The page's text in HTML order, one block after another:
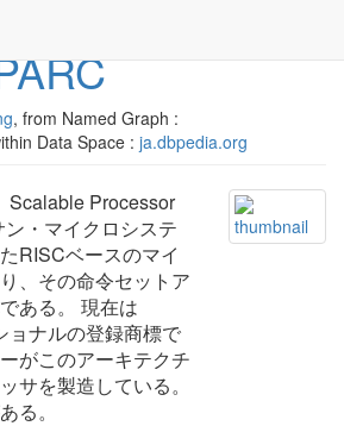
, from Named Graph :
Data Space : ja.dbpedia.org
Scalable Processor
・マイクロシステ
RISCベースのマイ
、その命令セットア
ある。 現在は
ョナルの登録商標で
がこのアーキテクチ
サを製造している。
る。